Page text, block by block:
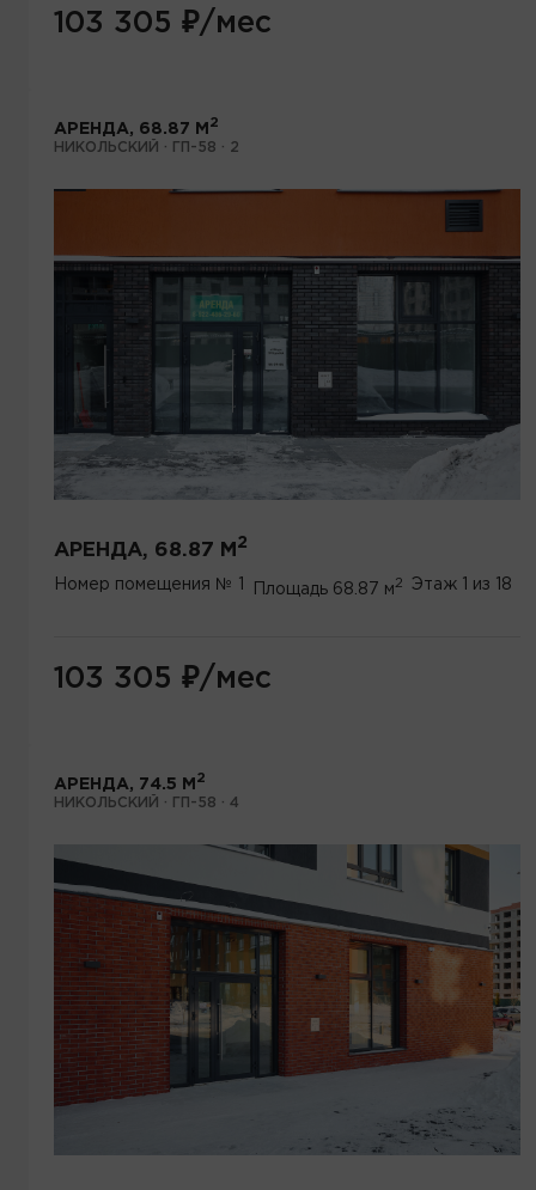
103 305 ₽/мес
АРЕНДА, 68.87 М 2
НИКОЛЬСКИЙ · ГП-58 · 2
АРЕНДА, 68.87 М 2
Номер помещения № 1 Площадь 68.87 м2 Этаж 1 из 18
103 305 ₽/мес
АРЕНДА, 74.5 М 2
НИКОЛЬСКИЙ · ГП-58 · 4